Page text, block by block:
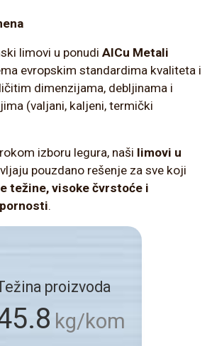
limovi u ponudi AlCu Metali
evropskim standardima kvaliteta i
dimenzijama, debljinama i
(valjani, kaljeni, termički
izboru legura, naši limovi u
pouzdano rešenje za sve koji
težine, visoke čvrstoće i
.
proizvoda
kg/kom